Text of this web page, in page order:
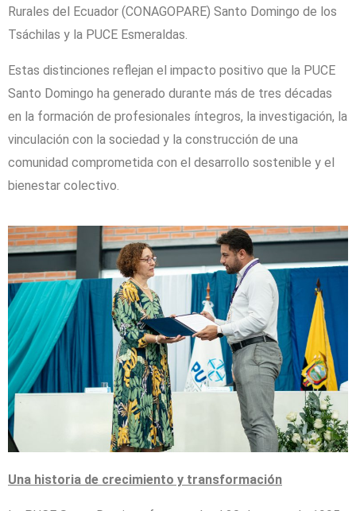
Rurales del Ecuador (CONAGOPARE) Santo Domingo de los
Tsáchilas y la PUCE Esmeraldas.
Estas distinciones reflejan el impacto positivo que la PUCE
Santo Domingo ha generado durante más de tres décadas
en la formación de profesionales íntegros, la investigación, la
vinculación con la sociedad y la construcción de una
comunidad comprometida con el desarrollo sostenible y el
bienestar colectivo.
Una historia de crecimiento y transformación